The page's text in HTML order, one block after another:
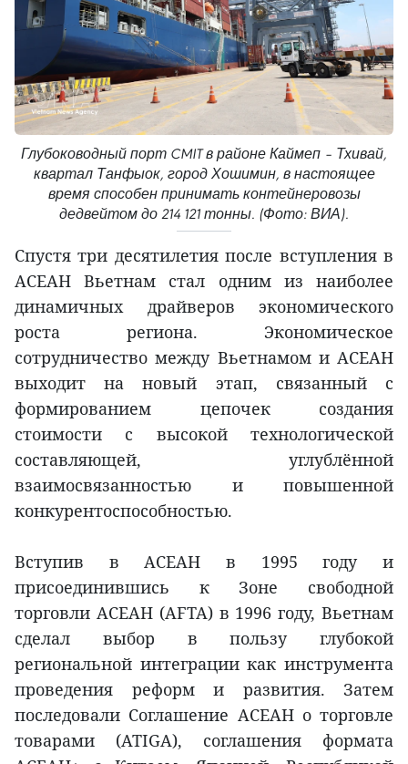
Глубоководный порт CMIT в районе Каймеп – Тхивай,
квартал Танфыок, город Хошимин, в настоящее
время способен принимать контейнеровозы
дедвейтом до 214 121 тонны. (Фото: ВИА).
Спустя три десятилетия после вступления в
АСЕАН Вьетнам стал одним из наиболее
динамичных драйверов экономического
роста региона. Экономическое
сотрудничество между Вьетнамом и АСЕАН
выходит на новый этап, связанный с
формированием цепочек создания
стоимости с высокой технологической
составляющей, углублённой
взаимосвязанностью и повышенной
конкурентоспособностью.
Вступив в АСЕАН в 1995 году и
присоединившись к Зоне свободной
торговли АСЕАН (AFTA) в 1996 году, Вьетнам
сделал выбор в пользу глубокой
региональной интеграции как инструмента
проведения реформ и развития. Затем
последовали Соглашение АСЕАН о торговле
товарами (ATIGA), соглашения формата